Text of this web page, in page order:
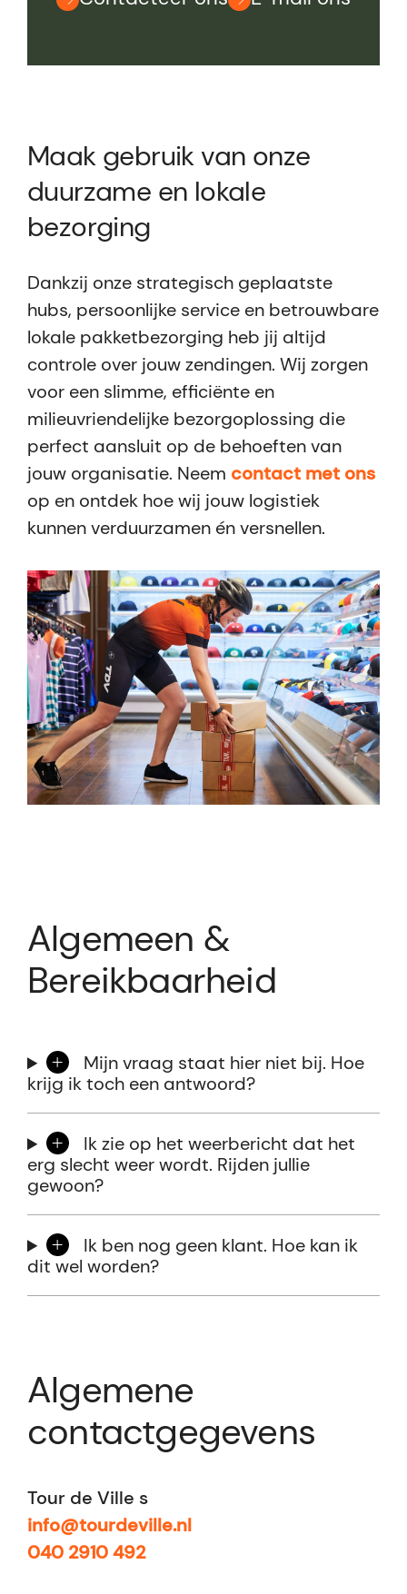
Maak gebruik van onze
duurzame en lokale
bezorging
Dankzij onze strategisch geplaatste
hubs, persoonlijke service en betrouwbare
lokale pakketbezorging heb jij altijd
controle over jouw zendingen. Wij zorgen
voor een slimme, efficiënte en
milieuvriendelijke bezorgoplossing die
perfect aansluit op de behoeften van
jouw organisatie. Neem contact met ons
op en ontdek hoe wij jouw logistiek
kunnen verduurzamen én versnellen.
Algemeen &
Bereikbaarheid
Mijn vraag staat hier niet bij. Hoe
krijg ik toch een antwoord?
Ik zie op het weerbericht dat het
erg slecht weer wordt. Rijden jullie
gewoon?
Ik ben nog geen klant. Hoe kan ik
dit wel worden?
Algemene
contactgegevens
Tour de Ville s
info@tourdeville.nl
040 2910 492